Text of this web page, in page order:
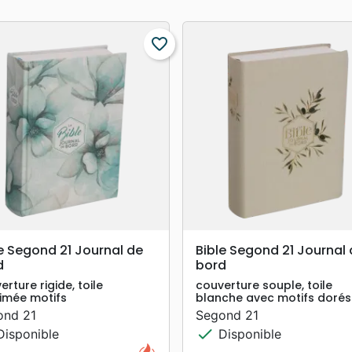
search APERÇU RAPIDE
favorite_border
Segond 21 Journal de
rigide, toile
motifs
21
search APERÇU RAPIDE
Bible Segond 21 Journal
bord
couverture souple, toile
blanche avec motifs dorés
Segond 21
check Disponible